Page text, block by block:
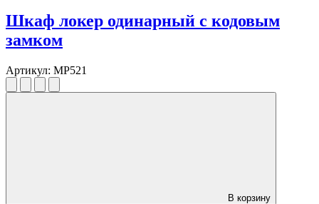
Шкаф локер одинарный с кодовым
замком
Артикул: MP521
В корзину